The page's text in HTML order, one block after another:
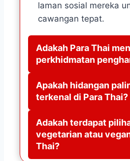
laman sosial mereka
cawangan tepat.
Adakah Para Thai
perkhidmatan
Apakah hidangan
terkenal di Para Thai?
Adakah terdapat
vegetarian atau
Thai?